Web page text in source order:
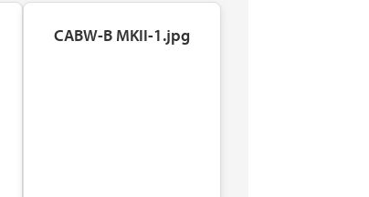
CABW-B MKII-1.jpg